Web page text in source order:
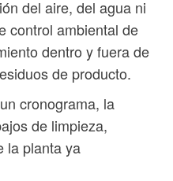
del aire, del agua ni
control ambiental de
dentro y fuera de
de producto.
cronograma, la
de limpieza,
la planta ya